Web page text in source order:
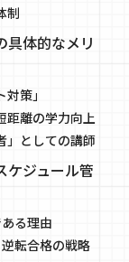
制
具体的なメリ
策」
離の学力向上
」としての講師
ケジュール管
る理由
転合格の戦略